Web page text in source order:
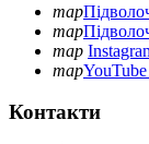
map
map
map
map
Контакти